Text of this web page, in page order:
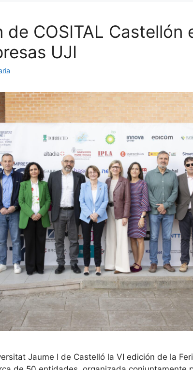
COSITAL Castellón
UJI
Jaume I de Castelló la VI edición de la